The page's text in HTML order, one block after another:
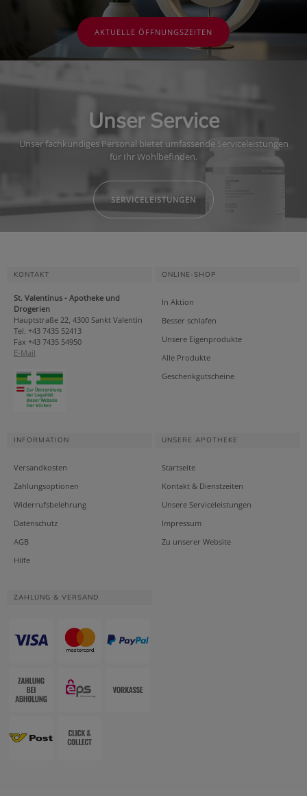
AKTUELLE ÖFFNUNGSZEITEN
Unser Service
Unser fachkundiges Personal bietet umfassende Serviceleistungen
für Ihr Wohlbefinden.
SERVICELEISTUNGEN
KONTAKT
St. Valentinus - Apotheke und
Drogerien
Hauptstraße 22, 4300 Sankt Valentin
Tel. +43 7435 52413
Fax +43 7435 54950
E-Mail
ONLINE-SHOP
In Aktion
Besser schlafen
Unsere Eigenprodukte
Alle Produkte
Geschenkgutscheine
INFORMATION
Versandkosten
Zahlungsoptionen
Widerrufsbelehrung
Datenschutz
AGB
Hilfe
UNSERE APOTHEKE
Startseite
Kontakt & Dienstzeiten
Unsere Serviceleistungen
Impressum
Zu unserer Website
ZAHLUNG & VERSAND